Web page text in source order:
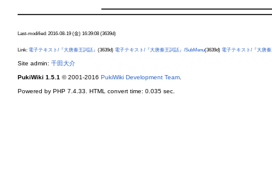
Last-modified: 2016-08-19 (金) 16:39:08 (3639d)
Link: 電子テキスト/『大唐秦王詞話』 (3639d) 電子テキスト/『大唐秦王詞話』/SubMenu(3639d) 電子テキスト/『大唐
Site admin: 千田大介
PukiWiki 1.5.1 © 2001-2016 PukiWiki Development Team
Powered by PHP 7.4.33. HTML convert time: 0.035 sec.